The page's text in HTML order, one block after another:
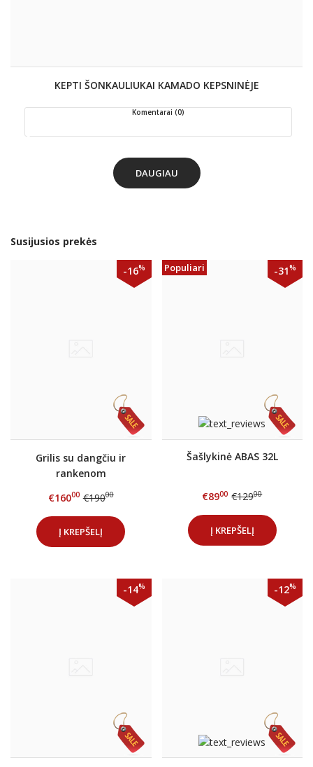
KEPTI ŠONKAULIUKAI KAMADO KEPSNINĖJE
Komentarai (0)
DAUGIAU
Susijusios prekės
-16%
Grilis su dangčiu ir
rankenom
€16000 €19000
Į KREPŠELĮ
Populiari -31%
Šašlykinė ABAS 32L
€8900 €12900
Į KREPŠELĮ
-14% -12%